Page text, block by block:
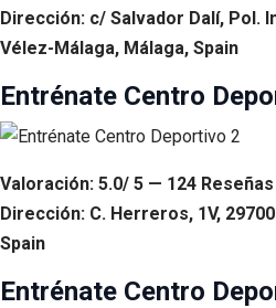
Dirección: c/ Salvador Dalí, Pol.
Vélez-Málaga, Málaga, Spain
Entrénate Centro
Valoración: 5.0/ 5 — 124 Reseñas
Dirección: C. Herreros, 1V,
Spain
Entrénate Centro